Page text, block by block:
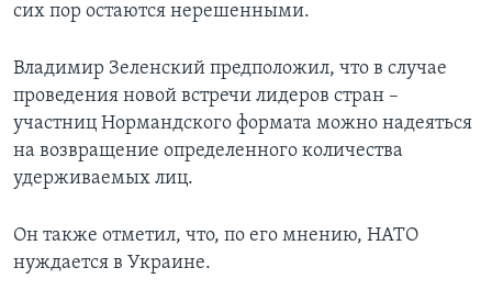
сих пор остаются нерешенными.
Владимир Зеленский предположил, что в случае
проведения новой встречи лидеров стран –
участниц Нормандского формата можно надеяться
на возвращение определенного количества
удерживаемых лиц.
Он также отметил, что, по его мнению, НАТО
нуждается в Украине.